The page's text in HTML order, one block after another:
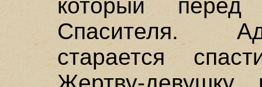
который
Спасителя.
старается